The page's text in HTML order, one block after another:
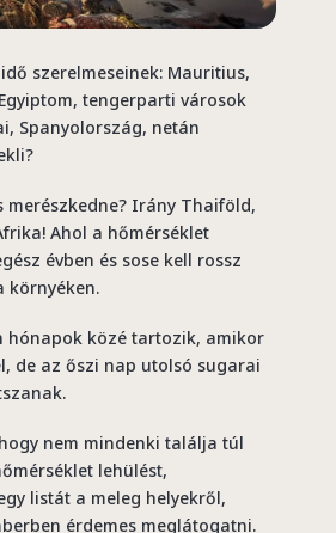
szerelmeseinek: Mauritius,
tengerparti városok
Spanyolország, netán
merészkedne? Irány Thaiföld,
Ahol a hőmérséklet
évben és sose kell rossz
környéken.
hónapok közé tartozik, amikor
de az őszi nap utolsó sugarai
nem mindenki találja túl
lehülést,
listát a meleg helyekről,
érdemes meglátogatni.